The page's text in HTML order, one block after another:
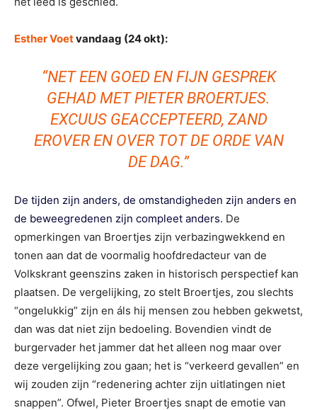
Esther Voetvandaag (24 okt):
“NET EEN GOED EN FIJN GESPREK
GEHAD MET PIETER BROERTJES.
EXCUUS GEACCEPTEERD, ZAND
EROVER EN OVER TOT DE ORDE VAN
DE DAG.”
De tijden zijn anders, de omstandigheden zijn anders en
de beweegredenen zijn compleet anders. De
opmerkingen van Broertjes zijn verbazingwekkend en
tonen aan dat de voormalig hoofdredacteur van de
Volkskrant geenszins zaken in historisch perspectief kan
plaatsen. De vergelijking, zo stelt Broertjes, zou slechts
“ongelukkig” zijn en áls hij mensen zou hebben gekwetst,
dan was dat niet zijn bedoeling. Bovendien vindt de
burgervader het jammer dat het alleen nog maar over
deze vergelijking zou gaan; het is “verkeerd gevallen” en
wij zouden zijn “redenering achter zijn uitlatingen niet
snappen”. Ofwel, Pieter Broertjes snapt de emotie van